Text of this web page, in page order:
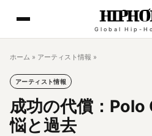
Global Hip-
ホーム » アーティスト情報 »
アーティスト情報
成功の代償：Polo
悩と過去